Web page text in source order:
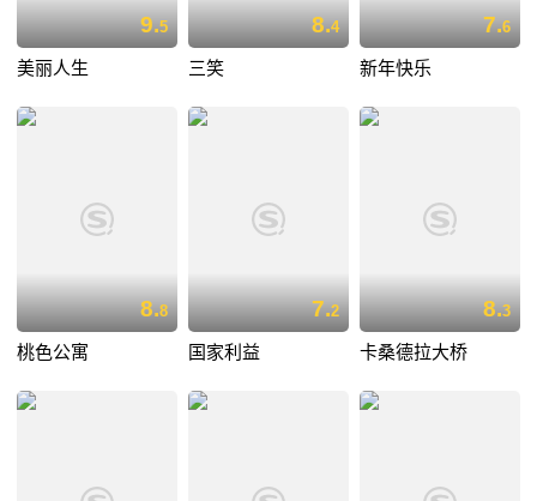
9.5
美丽人生
8.4
三笑
7.6
新年快乐
8.8
桃色公寓
7.2
国家利益
8.3
卡桑德拉大桥